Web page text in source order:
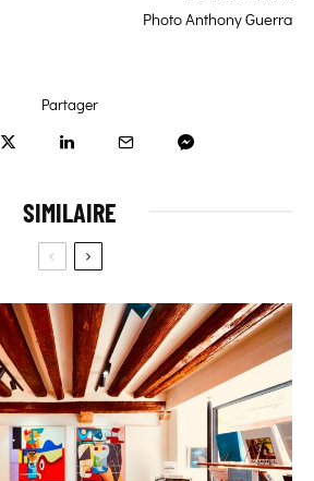
PhotoAnthony Guerra
Partager
SIMILAIRE